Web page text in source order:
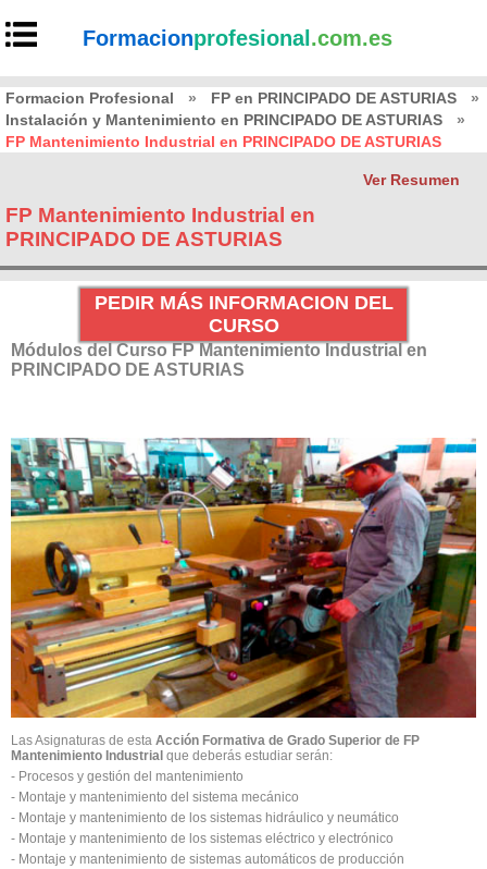
Formacionprofesional .com.es
Formacion Profesional » FP en PRINCIPADO DE ASTURIAS
»
Instalación y Mantenimiento en PRINCIPADO DE ASTURIAS
»
FP Mantenimiento Industrial en PRINCIPADO DE ASTURIAS
Ver Resumen
FP Mantenimiento Industrial en
PRINCIPADO DE ASTURIAS
PEDIR MÁS INFORMACION DEL
CURSO
Módulos del Curso FP Mantenimiento Industrial en
PRINCIPADO DE ASTURIAS
Las Asignaturas de esta Acción Formativa de Grado Superior de FP
Mantenimiento Industrial que deberás estudiar serán:
- Procesos y gestión del mantenimiento
- Montaje y mantenimiento del sistema mecánico
- Montaje y mantenimiento de los sistemas hidráulico y neumático
- Montaje y mantenimiento de los sistemas eléctrico y electrónico
- Montaje y mantenimiento de sistemas automáticos de producción